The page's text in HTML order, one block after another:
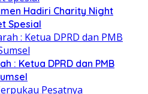
Hadiri Charity Night
Spesial
: Ketua DPRD dan PMB